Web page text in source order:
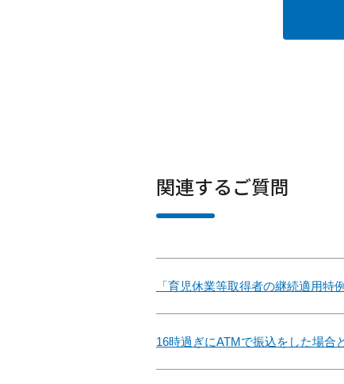
関連するご質問
「育児休業等取得者の継続適用特
16時過ぎにATMで振込をした場合